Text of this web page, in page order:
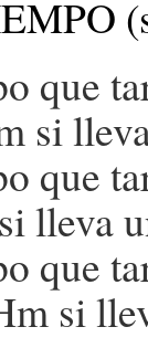
que
si
que
lleva
que
si